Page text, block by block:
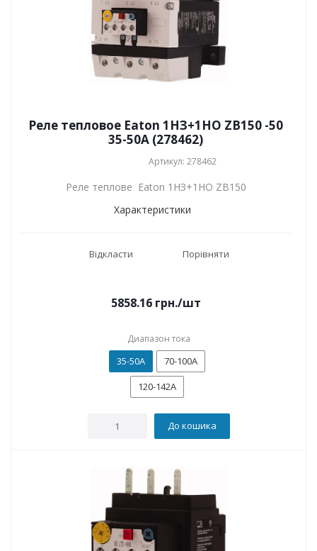
Реле тепловое Eaton 1НЗ+1НО ZB150 -50
35-50А (278462)
Артикул: 278462
Реле теплове Eaton 1НЗ+1НО ZB150
Характеристики
Відкласти Порівняти
5858.16 грн./шт
Диапазон тока
35-50A
70-100А
120-142А
До кошика